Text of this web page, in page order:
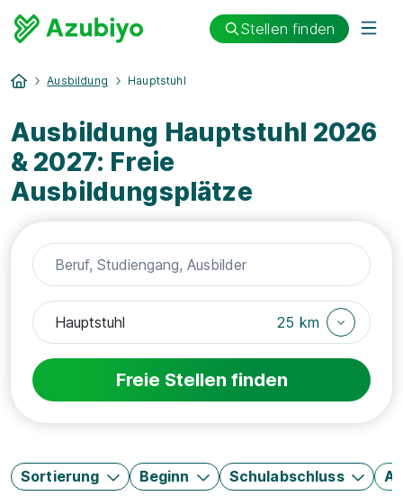
Stellen finden
Ausbildung Hauptstuhl
Ausbildung Hauptstuhl 2026
& 2027: Freie
Ausbildungsplätze
25 km
Freie Stellen finden
Sortierung Beginn Schulabschluss